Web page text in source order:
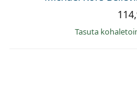
Tasuta